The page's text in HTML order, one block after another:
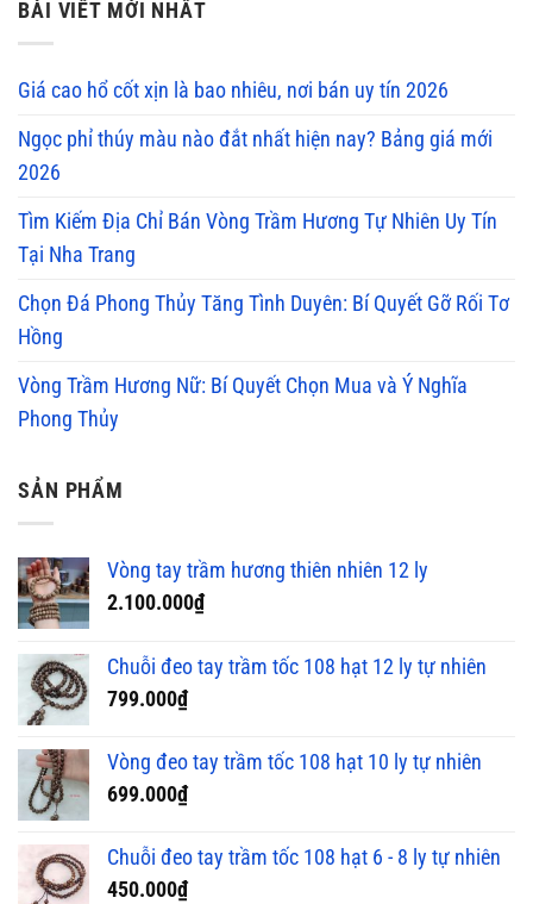
BÀI VIẾT MỚI NHẤT
Giá cao hổ cốt xịn là bao nhiêu, nơi bán uy tín 2026
Ngọc phỉ thúy màu nào đắt nhất hiện nay? Bảng giá mới
2026
Tìm Kiếm Địa Chỉ Bán Vòng Trầm Hương Tự Nhiên Uy Tín
Tại Nha Trang
Chọn Đá Phong Thủy Tăng Tình Duyên: Bí Quyết Gỡ Rối Tơ
Hồng
Vòng Trầm Hương Nữ: Bí Quyết Chọn Mua và Ý Nghĩa
Phong Thủy
SẢN PHẨM
Vòng tay trầm hương thiên nhiên 12 ly
2.100.000₫
Chuỗi đeo tay trầm tốc 108 hạt 12 ly tự nhiên
799.000₫
Vòng đeo tay trầm tốc 108 hạt 10 ly tự nhiên
699.000₫
Chuỗi đeo tay trầm tốc 108 hạt 6 - 8 ly tự nhiên
450.000₫